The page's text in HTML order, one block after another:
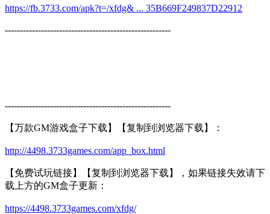
https://fb.3733.com/apk?t=/xfdg& ... 35B669F249837D22912
-------------------------------------------------------
-------------------------------------------------------
【万款GM游戏盒子下载】【复制到浏览器下载】：
http://4498.3733games.com/app_box.html
【免费试玩链接】【复制到浏览器下载】，如果链接失效请下
载上方的GM盒子更新：
https://4498.3733games.com/xfdg/